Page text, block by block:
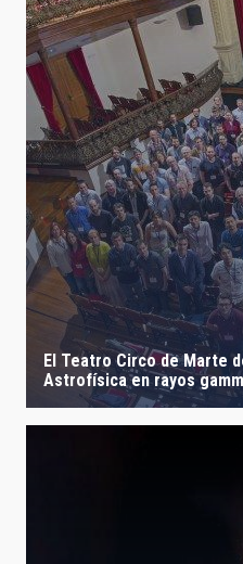
El Teatro Circo de Marte
Astrofísica en rayos